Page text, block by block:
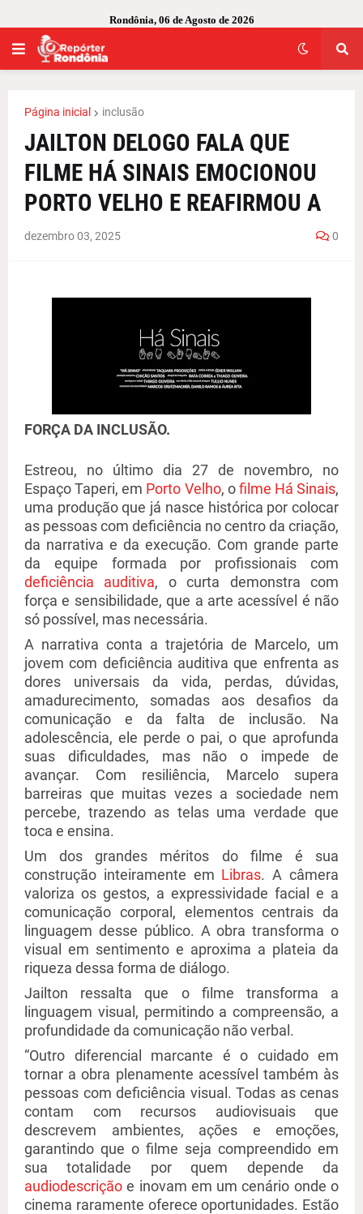
Rondônia, 06 de Agosto de 2026
Página inicial inclusão
JAILTON DELOGO FALA QUE
FILME HÁ SINAIS EMOCIONOU
PORTO VELHO E REAFIRMOU A
dezembro 03, 2025 0
FORÇA DA INCLUSÃO.
Estreou, no último dia 27 de novembro, no
EspaçoTaperi, em Porto Velho, ofilme Há Sinais,
uma produção que já nasce histórica por colocar
as pessoas com deficiência no centro da criação,
da narrativa e da execução. Com grande parte
da equipe formada por profissionais com
deficiência auditiva, o curta demonstra com
força e sensibilidade, que a arte acessível é não
só possível, mas necessária.
A narrativa conta a trajetória de Marcelo, um
jovem com deficiência auditiva que enfrenta as
dores universais da vida, perdas, dúvidas,
amadurecimento, somadas aos desafios da
comunicação e da falta de inclusão. Na
adolescência, ele perde o pai, o que aprofunda
suas dificuldades, mas não o impede de
avançar. Com resiliência, Marcelo supera
barreiras que muitas vezes a sociedade nem
percebe, trazendo as telasuma verdade que
toca e ensina.
Um dos grandes méritos do filme é sua
construção inteiramente em Libras. A câmera
valoriza os gestos, a expressividade facial e a
comunicação corporal, elementos centrais da
linguagem desse público. A obra transforma o
visual em sentimento e aproxima a plateia da
riqueza dessa forma de diálogo.
Jailton ressalta que o filme transforma a
linguagem visual, permitindo a compreensão, a
profundidade da comunicação não verbal.
“Outro diferencial marcante é o cuidado em
tornar a obra plenamente acessível também às
pessoas com deficiência visual. Todas as cenas
contam com recursos audiovisuais que
descrevem ambientes, ações e emoções,
garantindo que o filme seja compreendido em
sua totalidade por quem depende da
audiodescrição e inovam em um cenário onde o
cinema raramente oferece oportunidades. Estão